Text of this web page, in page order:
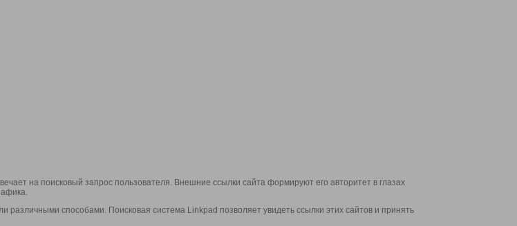
на поисковый запрос пользователя. Внешние ссылки сайта формируют его авторитет в глазах
способами. Поисковая система Linkpad позволяет увидеть ссылки этих сайтов и принять